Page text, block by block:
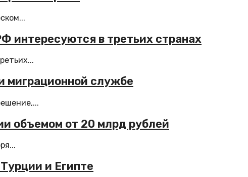
интересуются в третьих странах
миграционной службе
объемом от 20 млрд рублей
и Египте